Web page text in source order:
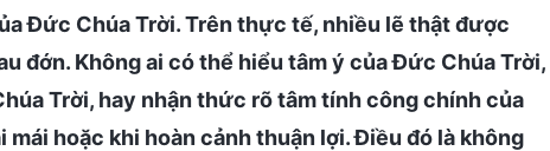
Đức Chúa Trời. Trên thực tế, nhiều lẽ thật được
đớn. Không ai có thể hiểu tâm ý của Đức Chúa Trời,
Trời, hay nhận thức rõ tâm tính công chính của
hoặc khi hoàn cảnh thuận lợi. Điều đó là không